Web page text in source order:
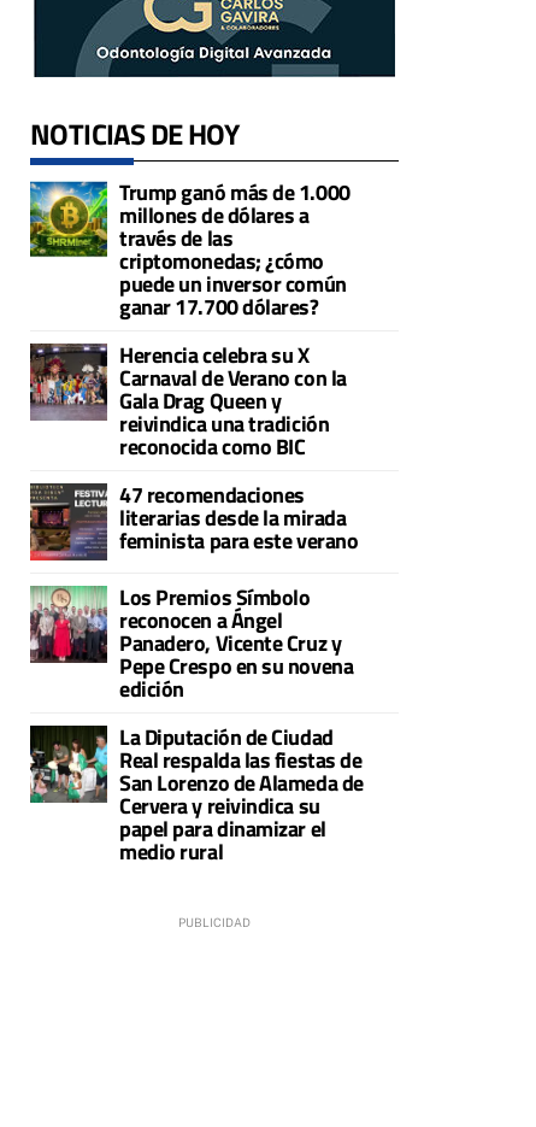
NOTICIAS DE HOY
Trump ganó más de 1.000
millones de dólares a
través de las
criptomonedas; ¿cómo
puede un inversor común
ganar 17.700 dólares?
Herencia celebra su X
Carnaval de Verano con la
Gala Drag Queen y
reivindica una tradición
reconocida como BIC
47 recomendaciones
literarias desde la mirada
feminista para este verano
Los Premios Símbolo
reconocen a Ángel
Panadero, Vicente Cruz y
Pepe Crespo en su novena
edición
La Diputación de Ciudad
Real respalda las fiestas de
San Lorenzo de Alameda de
Cervera y reivindica su
papel para dinamizar el
medio rural